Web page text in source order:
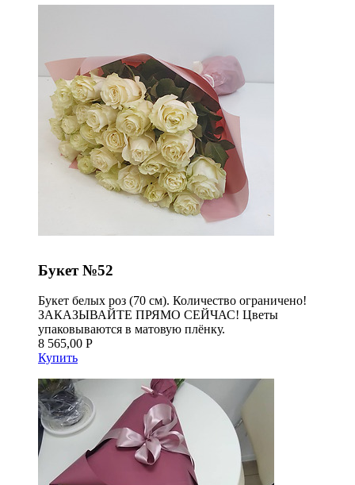
Букет №52
Букет белых роз (70 см). Количество ограничено!
ЗАКАЗЫВАЙТЕ ПРЯМО СЕЙЧАС! Цветы
упаковываются в матовую плёнку.
8 565,00 Р
Купить